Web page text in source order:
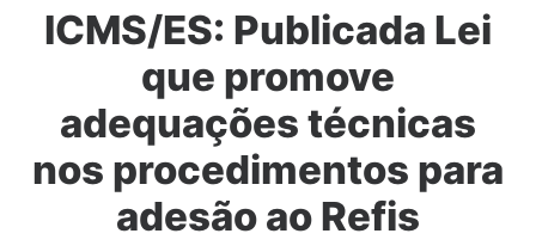
ICMS/ES: Publicada Lei
que promove
adequações técnicas
nos procedimentos para
adesão ao Refis